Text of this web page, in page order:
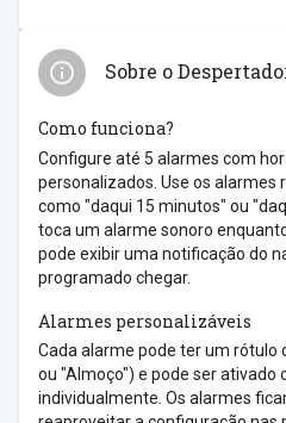
Sobre o
Como funciona?
Configure até 5 alarmes com
personalizados. Use os alarmes
como "daqui 15 minutos" ou
toca um alarme sonoro
pode exibir uma notificação do
programado chegar.
Alarmes personalizáveis
Cada alarme pode ter um rótulo
ou "Almoço") e pode ser ativado
individualmente. Os alarmes